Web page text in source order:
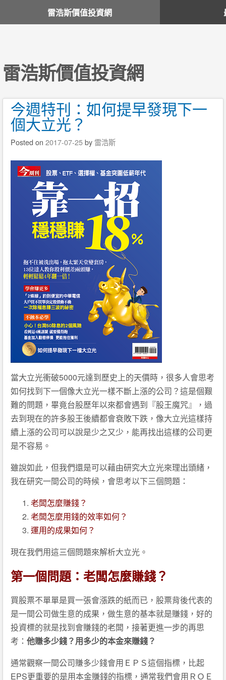
雷浩斯價值投資網
雷浩斯價值投資網
今週特刊：如何提早發現下一
個大立光？
Posted on 2017-07-25by 雷浩斯
當大立光衝破5000元達到歷史上的天價時，很多人會思考
如何找到下一個像大立光一樣不斷上漲的公司？這是個艱
難的問題，畢竟台股歷年以來都會遇到『股王魔咒』，過
去到現在的許多股王後續都會衰敗下跌，像大立光這樣持
續上漲的公司可以說是少之又少，能再找出這樣的公司更
是不容易。
雖說如此，但我們還是可以藉由研究大立光來理出頭緒，
我在研究一間公司的時候，會思考以下三個問題：
老闆怎麼賺錢？
老闆怎麼用錢的效率如何？
運用的成果如何？
現在我們用這三個問題來解析大立光。
第一個問題：老闆怎麼賺錢？
買股票不單單是買一張會漲跌的紙而已，股票背後代表的
是一間公司做生意的成果，做生意的基本就是賺錢，好的
投資標的就是找到會賺錢的老闆，接著更進一步的再思
考： 他賺多少錢？用多少的本金來賺錢？
通常觀察一間公司賺多少錢會用ＥＰＳ這個指標，比起
EPS更重要的是用本金賺錢的指標，通常我們會用ＲＯＥ